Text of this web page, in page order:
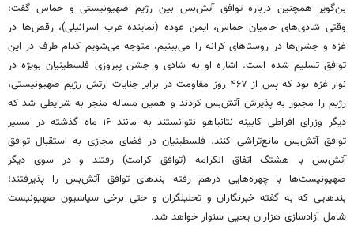
بن‌گویر همچنین درباره توافق آتش‌بس بین رژیم صهیونیستی و حماس گفت:
وقتی شادی‌های حامیان حماس، ایمن عوده (نماینده عرب اسرائیلی)، رقص‌ها در
غزه و جشن‌ها در روستاهای کرانه را می‌بینیم، متوجه می‌شویم کدام طرف در این
توافق تسلیم شده است. اشاره او به شادی و جشن پیروزی فلسطینیان بویژه در
نوار غزه بود که پس از ۴۶۷ روز مقاومت در برابر جنایات ارتش رژیم صهیونیستی،
رژیم را مجبور به پذیرش آتش‌بس کردند و همین مساله منجر به شرایطی شد که
دیگر وزرای افراطی کابینه نتانیاهو نتوانستند به مانند ۱۶ ماه گذشته در مسیر
توافق آتش‌بس مانع‌تراشی کنند. فلسطینیان در فضای مجازی به استقبال توافق
آتش‌بس با هشتگ اتفاق الکرامه (توافق کرامت) رفتند و در سوی دیگر
صهیونیست‌ها با چهره‌هایی درهم رفته بندهای توافق آتش‌بس را پذیرفتند؛
بندهایی که به گفته خبرنگاران و تحلیلگران و حتی برخی سیاسیون صهیونیست
شامل آزادسازی هزاران یحیی سنوار خواهد شد.